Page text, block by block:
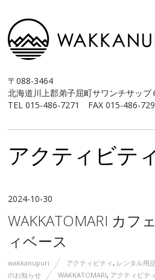
〒088-3464
北海道川上郡弟子屈町サワンチサッ
TEL 015-486-7271 FAX 015-486-
アクティビティ
2024-10-30
WAKKATOMARI カフ
ィベース
wakkanupuri アクティビティ, レンタル用
のお知らせ
WAKKATOMARI, アクティビテ